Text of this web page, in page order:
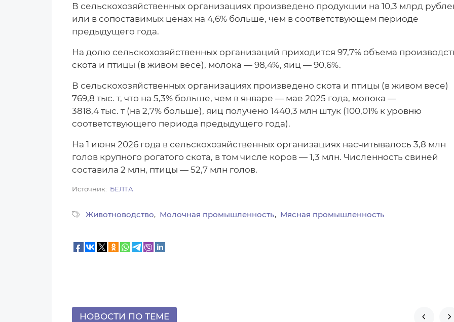
В сельскохозяйственных организациях произведено продукции на 10,3 млрд
или в сопоставимых ценах на 4,6% больше, чем в соответствующем периоде
предыдущего года.
На долю сельскохозяйственных организаций приходится 97,7% объема
скота и птицы (в живом весе), молока — 98,4%, яиц — 90,6%.
В сельскохозяйственных организациях произведено скота и птицы (в живом весе)
769,8 тыс. т, что на 5,3% больше, чем в январе — мае 2025 года, молока —
3818,4 тыс. т (на 2,7% больше), яиц получено 1440,3 млн штук (100,01% к уровню
соответствующего периода предыдущего года).
На 1 июня 2026 года в сельскохозяйственных организациях насчитывалось 3,8 млн
голов крупного рогатого скота, в том числе коров — 1,3 млн. Численность свиней
составила 2 млн, птицы — 52,7 млн голов.
Источник БЕЛТА
Животноводство Молочная промышленность Мясная промышленность
НОВОСТИ ПО ТЕМЕ  